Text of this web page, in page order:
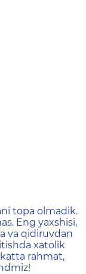
topa olmadik.
Eng yaxshisi,
va qidiruvdan
xatolik
rahmat,